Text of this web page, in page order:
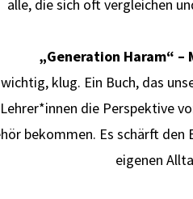
alle, die sich oft vergleichen
„Generation Haram“ –
klug. Ein Buch, das
die Perspektive
bekommen. Es schärft den
eigenen